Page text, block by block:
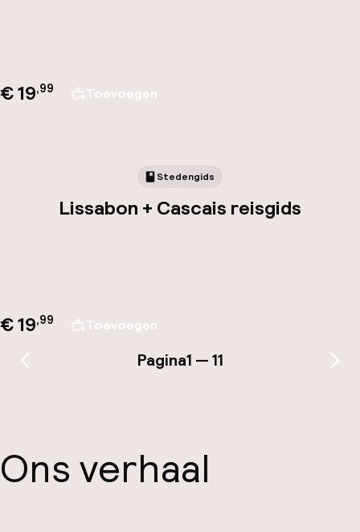
€ 19,99 Toevoegen
Stedengids
Lissabon + Cascais reisgids
€ 19,99 Toevoegen
Vorige pagina Pagina1 — 11
Ons verhaal